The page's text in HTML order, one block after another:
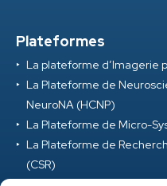
Plateformes
La plateforme d’Imagerie
La Plateforme de
NeuroNA (HCNP)
La Plateforme de Micro-
La Plateforme de
(CSR)